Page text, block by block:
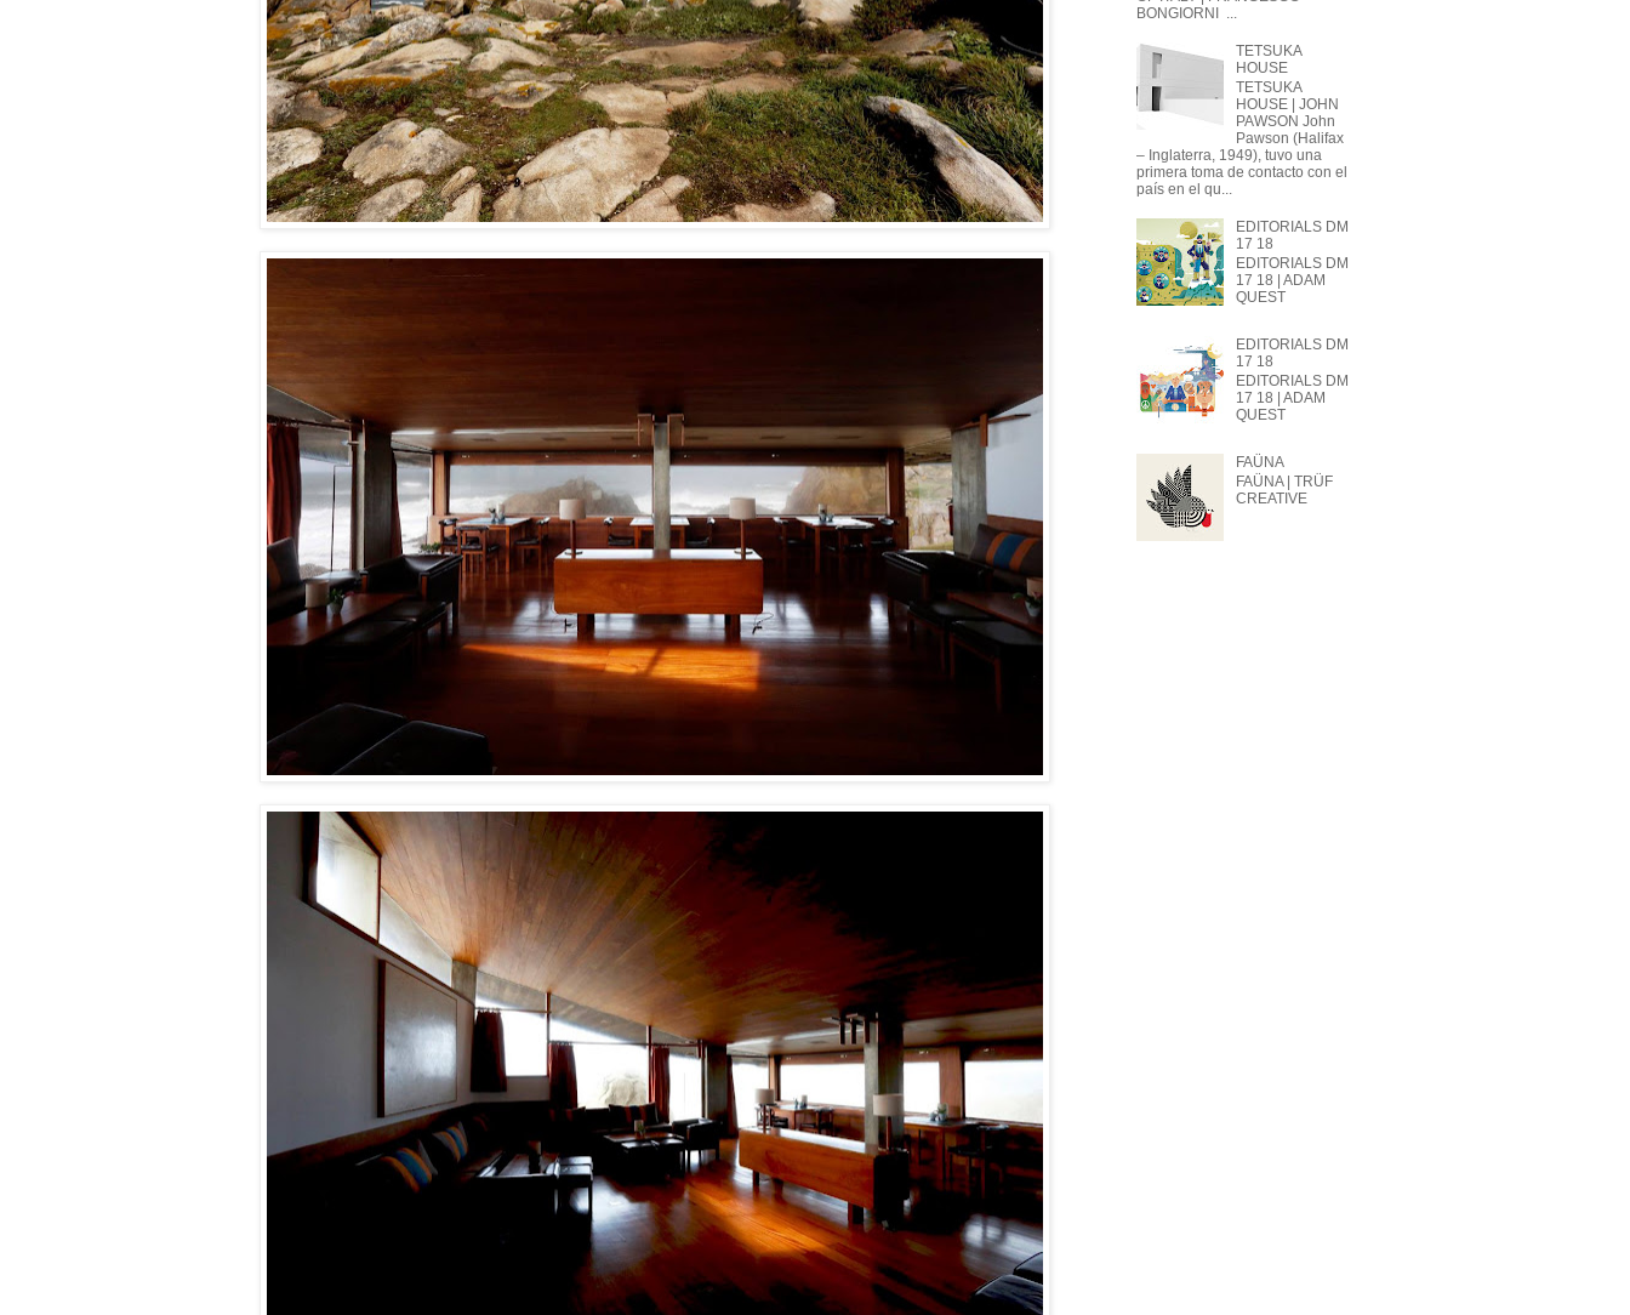
BONGIORNI ...
TETSUKA
HOUSE
TETSUKA
HOUSE | JOHN
PAWSON John
Pawson (Halifax
– Inglaterra, 1949), tuvo una
primera toma de contacto con el
país en el qu...
EDITORIALS DM
17 18
EDITORIALS DM
17 18 | ADAM
QUEST
EDITORIALS DM
17 18
EDITORIALS DM
17 18 | ADAM
QUEST
FAÜNA
FAÜNA | TRÜF
CREATIVE